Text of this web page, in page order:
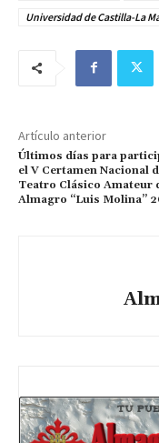
Universidad de Castilla-La
Artículo anterior
Últimos días para
el V Certamen Nacional
Teatro Clásico Amateur
Almagro “Luis Molina”